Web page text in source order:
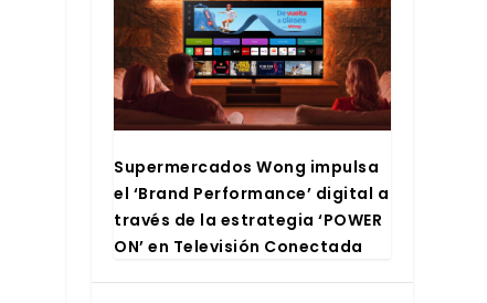
Super­mer­ca­dos Wong impul­sa
el ‘Brand Per­for­man­ce’ digi­tal a
tra­vés de la estra­te­gia ‘POWER
ON’ en Tele­vi­sión Conec­ta­da